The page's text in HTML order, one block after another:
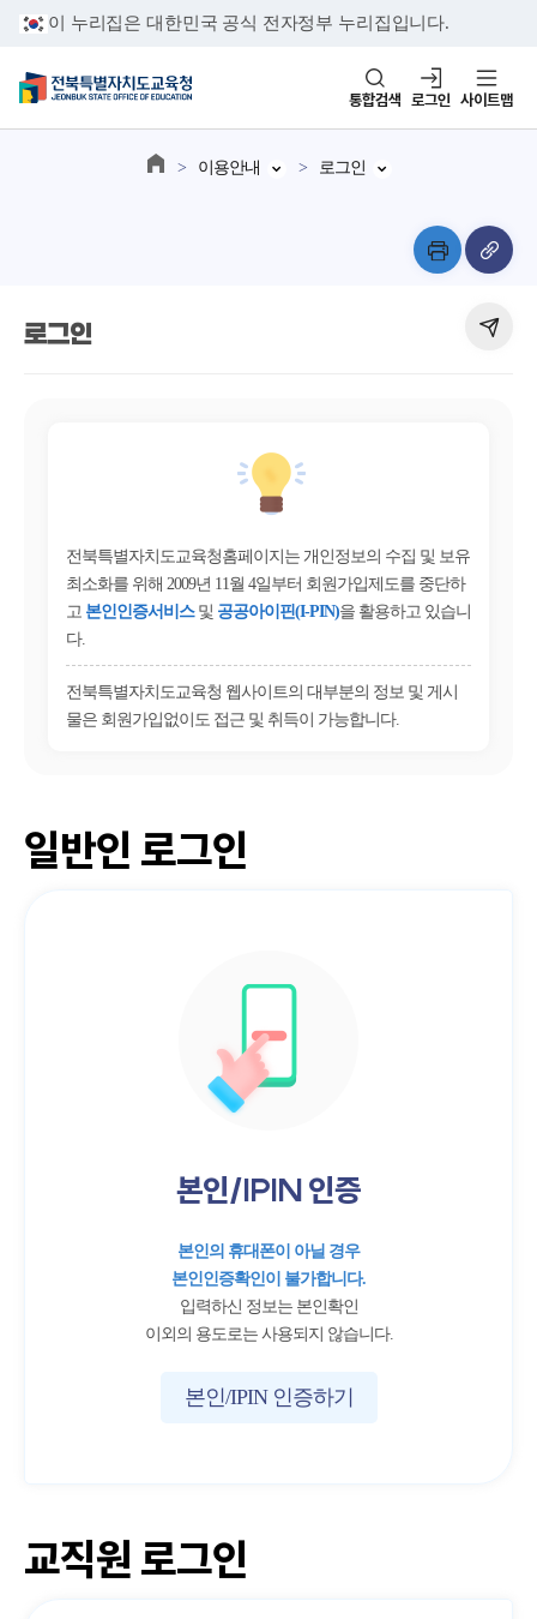
이 누리집은 대한민국 공식 전자정부 누리집입니다.
통합검색 로그인 사이트맵
이용안내 로그인
로그인
전북특별자치도교육청홈페이지는 개인정보의 수집 및 보유
최소화를 위해 2009년 11월 4일부터 회원가입제도를 중단하
고 본인인증서비스 및 공공아이핀(I-PIN)을 활용하고 있습니
다.
전북특별자치도교육청 웹사이트의 대부분의 정보 및 게시
물은 회원가입없이도 접근 및 취득이 가능합니다.
일반인 로그인
본인/IPIN 인증
본인의 휴대폰이 아닐 경우
본인인증확인이 불가합니다.
입력하신 정보는 본인확인
이외의 용도로는 사용되지 않습니다.
본인/IPIN 인증하기
교직원 로그인